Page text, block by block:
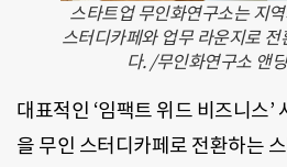
스타트업 무인화연구소는 지
스터디카페와 업무 라운지로
다. /무인화연구소 앤
대표적인 ‘임팩트 위드 비즈니스’
을 무인 스터디카페로 전환하는